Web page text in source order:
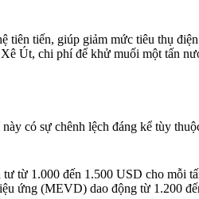
tiến, giúp giảm mức tiêu thụ
Út, chi phí để khử muối một tấn
có sự chênh lệch đáng kể tùy
từ 1.000 đến 1.500 USD cho mỗi
ứng (MEVD) dao động từ 1.200